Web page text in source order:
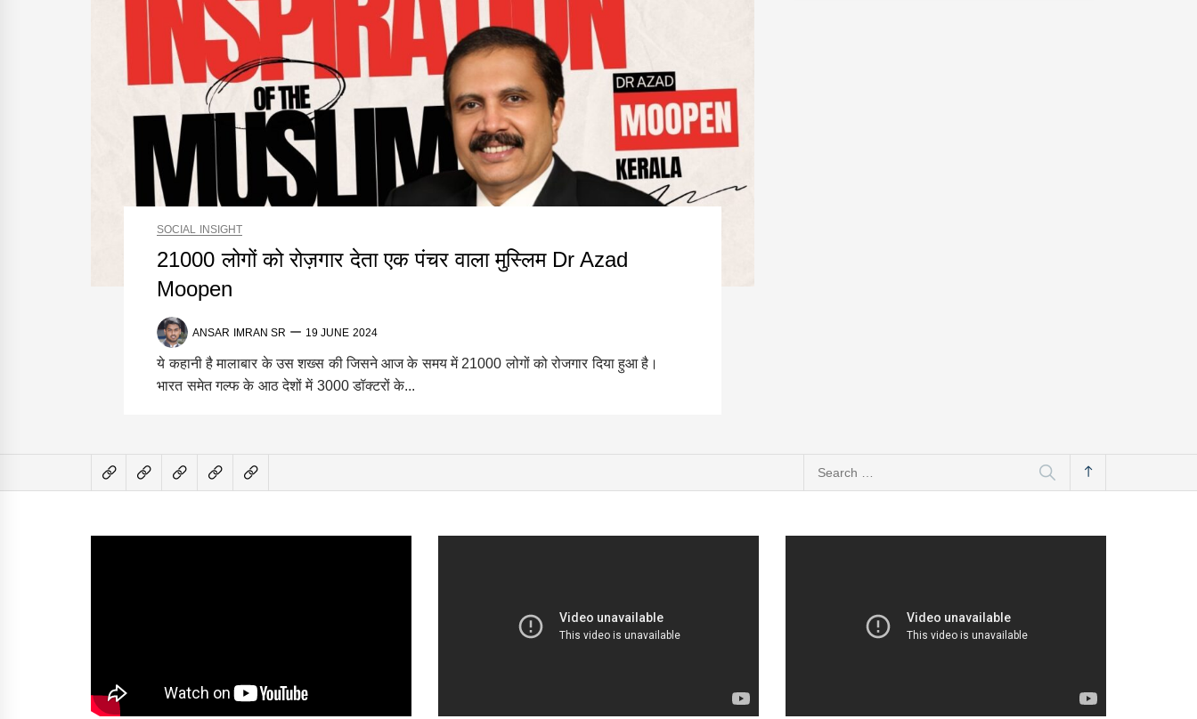
SOCIAL INSIGHT
21000 लोगों को रोज़गार देता एक पंचर वाला मुस्लिम Dr Azad
Moopen
ANSAR IMRAN SR 19 JUNE 2024
ये कहानी है मालाबार के उस शख्स की जिसने आज के समय में 21000 लोगों को रोजगार दिया हुआ है।
भारत समेत गल्फ के आठ देशों में 3000 डॉक्टरों के...
Search